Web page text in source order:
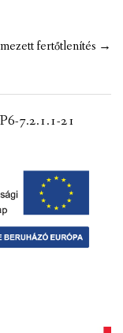
fertőtlenítés →
7.2.1.1-21